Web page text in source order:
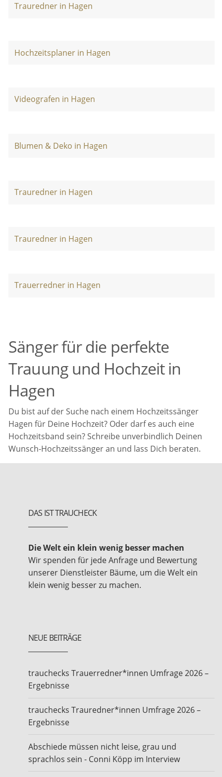
Trauredner in Hagen
Hochzeitsplaner in Hagen
Videografen in Hagen
Blumen & Deko in Hagen
Trauredner in Hagen
Trauredner in Hagen
Trauerredner in Hagen
Sänger für die perfekte
Trauung und Hochzeit in
Hagen
Du bist auf der Suche nach einem Hochzeitssänger
Hagen für Deine Hochzeit? Oder darf es auch eine
Hochzeitsband sein? Schreibe unverbindlich Deinen
Wunsch-Hochzeitssänger an und lass Dich beraten.
DAS IST TRAUCHECK
Die Welt ein klein wenig besser machen
Wir spenden für jede Anfrage und Bewertung
unserer Dienstleister Bäume, um die Welt ein
klein wenig besser zu machen.
NEUE BEITRÄGE
trauchecks Trauerredner*innen Umfrage 2026 –
Ergebnisse
trauchecks Trauredner*innen Umfrage 2026 –
Ergebnisse
Abschiede müssen nicht leise, grau und
sprachlos sein - Conni Köpp im Interview